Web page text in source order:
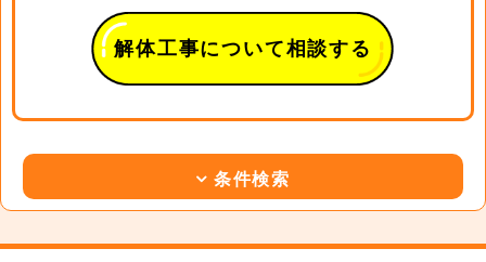
解体工事について相談する
条件検索